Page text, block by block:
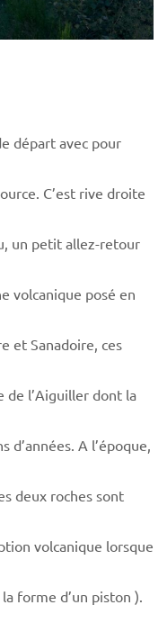
départ avec pour
C’est rive droite
un petit allez-retour
volcanique posé en
et Sanadoire, ces
de l’Aiguiller dont la
d’années. A l’époque,
deux roches sont
volcanique lorsque
forme d’un piston ).